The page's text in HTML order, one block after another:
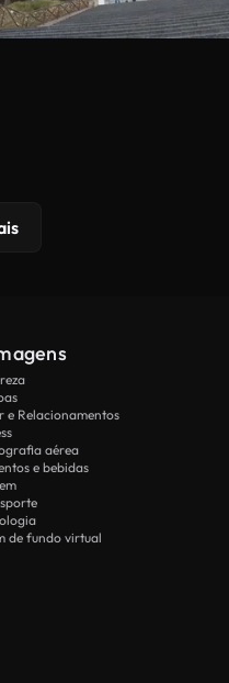
e Relacionamentos
aérea
e bebidas
de fundo virtual